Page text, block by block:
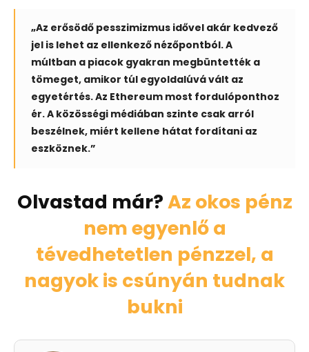
„Az erősödő pesszimizmus idővel akár kedvező
jel is lehet az ellenkező nézőpontból. A
múltban a piacok gyakran megbüntették a
tömeget, amikor túl egyoldalúvá vált az
egyetértés. Az Ethereum most fordulóponthoz
ér. A közösségi médiában szinte csak arról
beszélnek, miért kellene hátat fordítani az
eszköznek.”
Olvastad már?Az okos pénz
nem egyenlő a
tévedhetetlen pénzzel, a
nagyok is csúnyán tudnak
bukni